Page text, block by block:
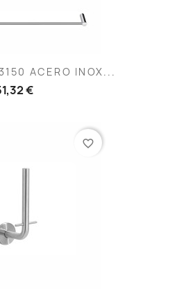
ACERO INOX...
€
favorite_border